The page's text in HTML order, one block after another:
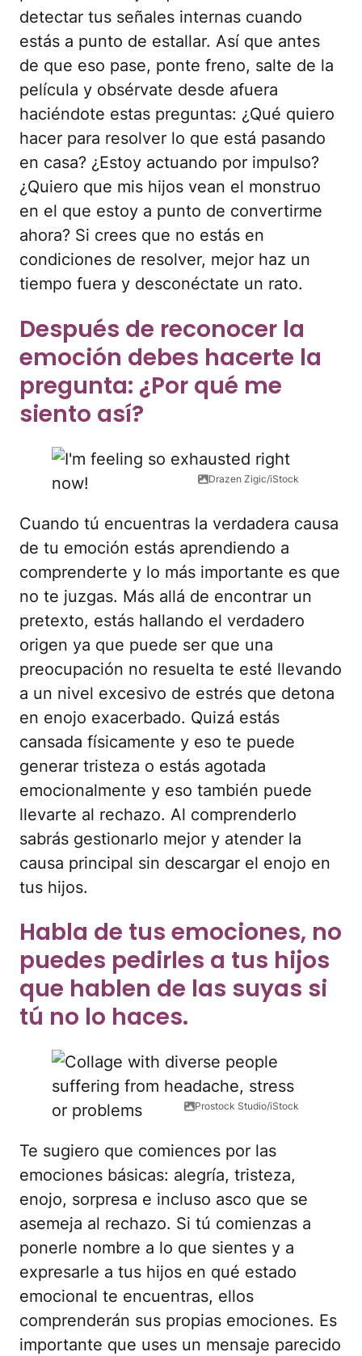
detectar tus señales internas cuando
estás a punto de estallar. Así que antes
de que eso pase, ponte freno, salte de la
película y obsérvate desde afuera
haciéndote estas preguntas: ¿Qué quiero
hacer para resolver lo que está pasando
en casa? ¿Estoy actuando por impulso?
¿Quiero que mis hijos vean el monstruo
en el que estoy a punto de convertirme
ahora? Si crees que no estás en
condiciones de resolver, mejor haz un
tiempo fuera y desconéctate un rato.
Después de reconocer la
emoción debes hacerte la
pregunta: ¿Por qué me
siento así?
Drazen Zigic/iStock
Cuando tú encuentras la verdadera causa
de tu emoción estás aprendiendo a
comprenderte y lo más importante es que
no te juzgas. Más allá de encontrar un
pretexto, estás hallando el verdadero
origen ya que puede ser que una
preocupación no resuelta te esté llevando
a un nivel excesivo de estrés que detona
en enojo exacerbado. Quizá estás
cansada físicamente y eso te puede
generar tristeza o estás agotada
emocionalmente y eso también puede
llevarte al rechazo. Al comprenderlo
sabrás gestionarlo mejor y atender la
causa principal sin descargar el enojo en
tus hijos.
Habla de tus emociones, no
puedes pedirles a tus hijos
que hablen de las suyas si
tú no lo haces.
Prostock Studio/iStock
Te sugiero que comiences por las
emociones básicas: alegría, tristeza,
enojo, sorpresa e incluso asco que se
asemeja al rechazo. Si tú comienzas a
ponerle nombre a lo que sientes y a
expresarle a tus hijos en qué estado
emocional te encuentras, ellos
comprenderán sus propias emociones. Es
importante que uses un mensaje parecido